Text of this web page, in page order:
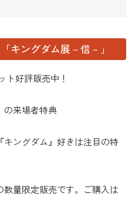
キングダム展－信－」
ト好評販売中！
の来場者特典
ングダム』好きは注目の特
量限定販売です。ご購入は